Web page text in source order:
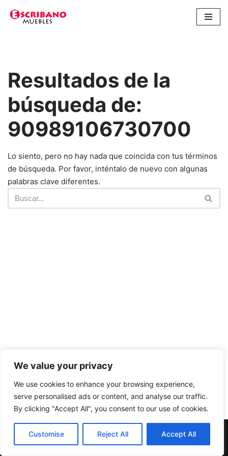
We value your privacy
We use cookies to enhance your browsing experience,
serve personalised ads or content, and analyse our traffic.
By clicking "Accept All", you consent to our use of cookies.
Customise Reject All Accept All
Resultados de la
búsqueda de:
90989106730700
Lo siento, pero no hay nada que coincida con tus términos
de búsqueda. Por favor, inténtalo de nuevo con algunas
palabras clave diferentes.
| Telf:957137396 | 14412 Pedroche (Córdoba)